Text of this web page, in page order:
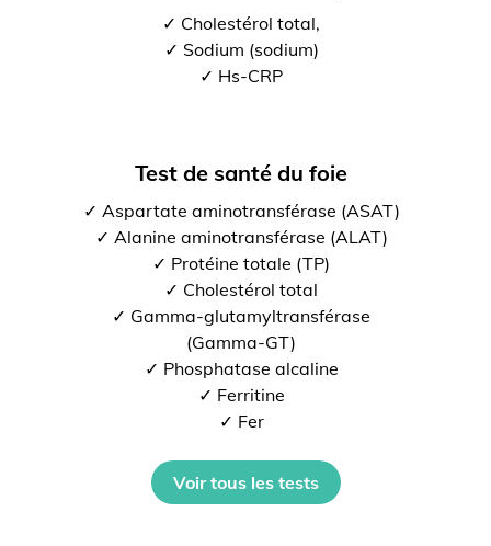
✓ Cholestérol total,
✓ Sodium (sodium)
✓ Hs-CRP
Test de santé du foie
✓ Aspartate aminotransférase (ASAT)
✓ Alanine aminotransférase (ALAT)
✓ Protéine totale (TP)
✓ Cholestérol total
✓ Gamma-glutamyltransférase
(Gamma-GT)
✓ Phosphatase alcaline
✓ Ferritine
✓ Fer
Voir tous les tests